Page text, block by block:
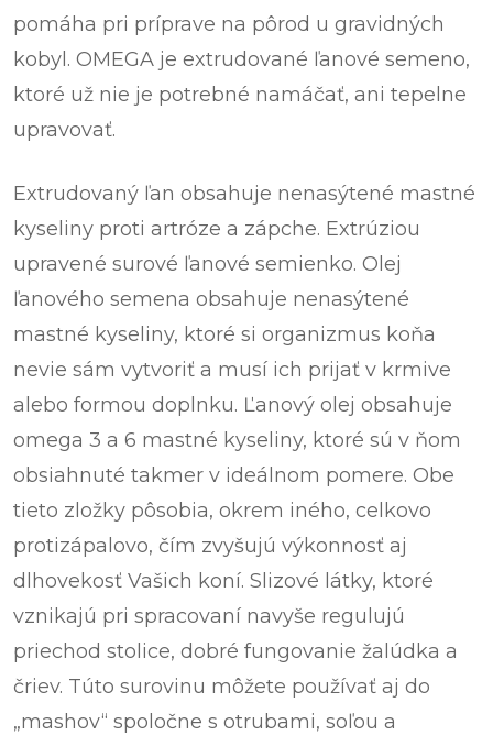
pomáha pri príprave na pôrod u gravidných
kobyl. OMEGA je extrudované ľanové semeno,
ktoré už nie je potrebné namáčať, ani tepelne
upravovať.
Extrudovaný ľan obsahuje nenasýtené mastné
kyseliny proti artróze a zápche. Extrúziou
upravené surové ľanové semienko. Olej
ľanového semena obsahuje nenasýtené
mastné kyseliny, ktoré si organizmus koňa
nevie sám vytvoriť a musí ich prijať v krmive
alebo formou doplnku. Ľanový olej obsahuje
omega 3 a 6 mastné kyseliny, ktoré sú v ňom
obsiahnuté takmer v ideálnom pomere. Obe
tieto zložky pôsobia, okrem iného, celkovo
protizápalovo, čím zvyšujú výkonnosť aj
dlhovekosť Vašich koní. Slizové látky, ktoré
vznikajú pri spracovaní navyše regulujú
priechod stolice, dobré fungovanie žalúdka a
čriev. Túto surovinu môžete používať aj do
„mashov“ spoločne s otrubami, soľou a